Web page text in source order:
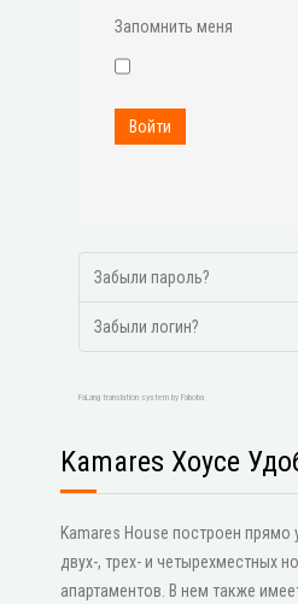
Запомнить меня
Войти
Забыли пароль?
Забыли логин?
FaLang translation system by Faboba
Kamares Хоусе
Kamares House построен прямо
двух-, трех- и четырехместных
апартаментов. В нем также